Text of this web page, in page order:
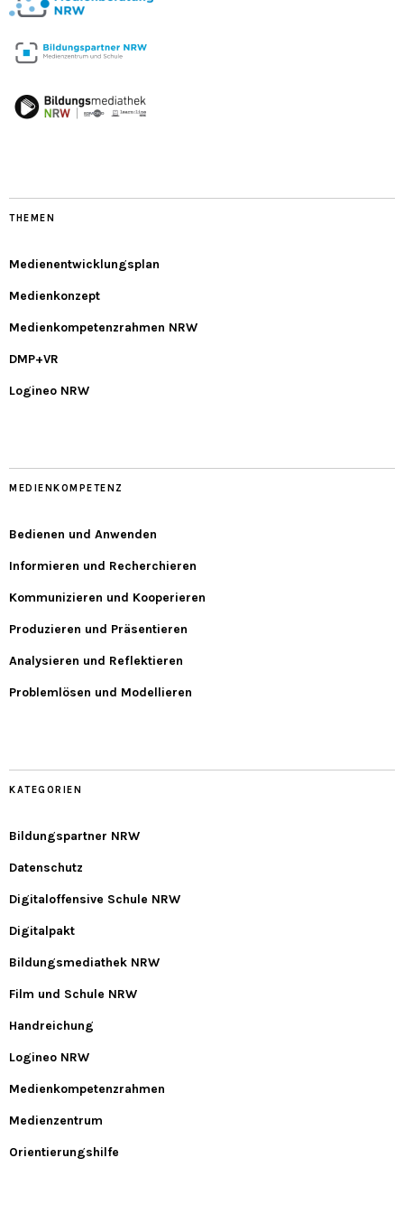
THEMEN
Medienentwicklungsplan
Medienkonzept
Medienkompetenzrahmen NRW
DMP+VR
Logineo NRW
MEDIENKOMPETENZ
Bedienen und Anwenden
Informieren und Recherchieren
Kommunizieren und Kooperieren
Produzieren und Präsentieren
Analysieren und Reflektieren
Problemlösen und Modellieren
KATEGORIEN
Bildungspartner NRW
Datenschutz
Digitaloffensive Schule NRW
Digitalpakt
Bildungsmediathek NRW
Film und Schule NRW
Handreichung
Logineo NRW
Medienkompetenzrahmen
Medienzentrum
Orientierungshilfe